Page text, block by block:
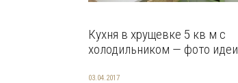
Кухня в хрущевке 5 кв м с
холодильником — фото идеи
03.04.2017